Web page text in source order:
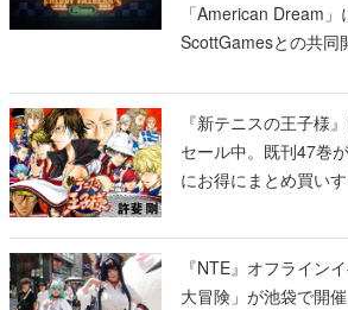
「American Dream
ScottGamesとの共同
テージショーや没入
る
『新テニスの王子様
セール中。既刊47巻
にお得にまとめ買い
『NTE』オフライン
大冒険」が池袋で開